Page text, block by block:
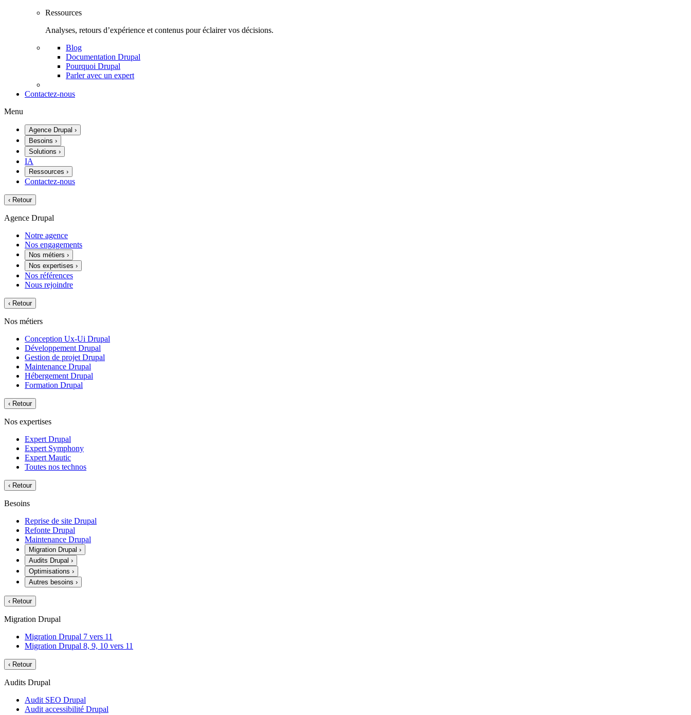
Ressources
Analyses, retours d’expérience et contenus pour éclairer vos décisions.
Blog
Documentation Drupal
Pourquoi Drupal
Parler avec un expert
Contactez-nous
Menu
Agence Drupal ›
Besoins ›
Solutions ›
IA
Ressources ›
Contactez-nous
‹ Retour
Agence Drupal
Notre agence
Nos engagements
Nos métiers ›
Nos expertises ›
Nos références
Nous rejoindre
‹ Retour
Nos métiers
Conception Ux-Ui Drupal
Développement Drupal
Gestion de projet Drupal
Maintenance Drupal
Hébergement Drupal
Formation Drupal
‹ Retour
Nos expertises
Expert Drupal
Expert Symphony
Expert Mautic
Toutes nos technos
‹ Retour
Besoins
Reprise de site Drupal
Refonte Drupal
Maintenance Drupal
Migration Drupal ›
Audits Drupal ›
Optimisations ›
Autres besoins ›
‹ Retour
Migration Drupal
Migration Drupal 7 vers 11
Migration Drupal 8, 9, 10 vers 11
‹ Retour
Audits Drupal
Audit SEO Drupal
Audit accessibilité Drupal